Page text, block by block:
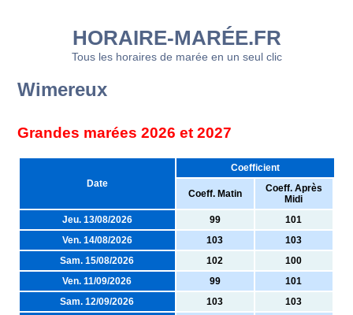
HORAIRE-MARÉE.FR
Tous les horaires de marée en un seul clic
Wimereux
Grandes marées 2026 et 2027
Date
Coefficient
Coeff. Matin
Coeff. Après
Midi
Jeu. 13/08/2026
99
101
Ven. 14/08/2026
103
103
Sam. 15/08/2026
102
100
Ven. 11/09/2026
99
101
Sam. 12/09/2026
103
103